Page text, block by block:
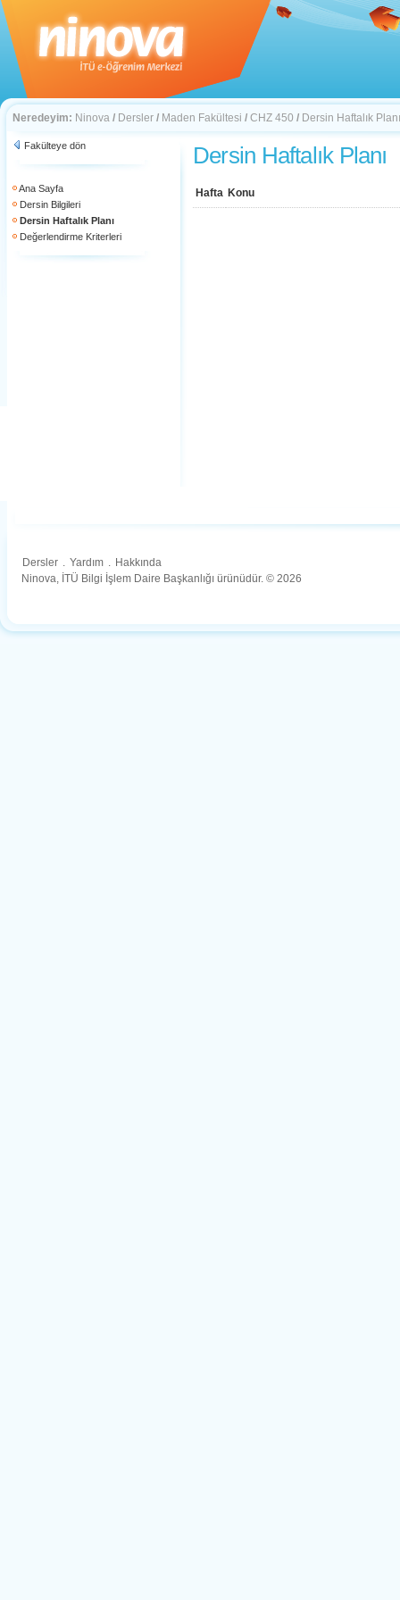
Neredeyim: Ninova / Dersler / Maden Fakültesi / CHZ 450 / Dersin Haftalık Planı
Fakülteye dön
Ana Sayfa
Dersin Bilgileri
Dersin Haftalık Planı
Değerlendirme Kriterleri
Dersin Haftalık Planı
Hafta Konu
Dersler . Yardım . Hakkında
Ninova, İTÜ Bilgi İşlem Daire Başkanlığı ürünüdür. © 2026